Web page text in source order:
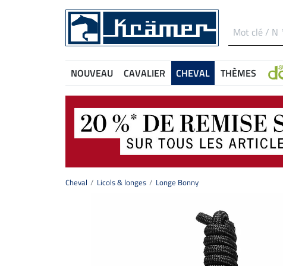
NOUVEAU CAVALIER CHEVAL THÈMES
Cheval Licols & longes Longe Bonny